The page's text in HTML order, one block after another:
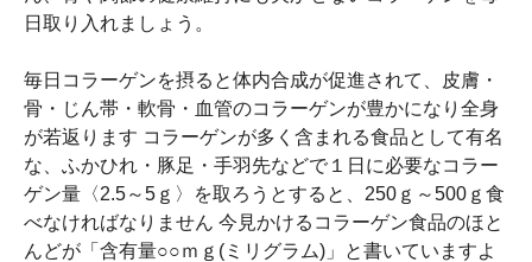
日取り入れましょう。
毎日コラーゲンを摂ると体内合成が促進されて、皮膚・
骨・じん帯・軟骨・血管のコラーゲンが豊かになり全身
が若返ります コラーゲンが多く含まれる食品として有名
な、ふかひれ・豚足・手羽先などで１日に必要なコラー
ゲン量〈2.5～5ｇ〉を取ろうとすると、250ｇ～500ｇ食
べなければなりません 今見かけるコラーゲン食品のほと
んどが「含有量○○ｍｇ(ミリグラム)」と書いていますよ